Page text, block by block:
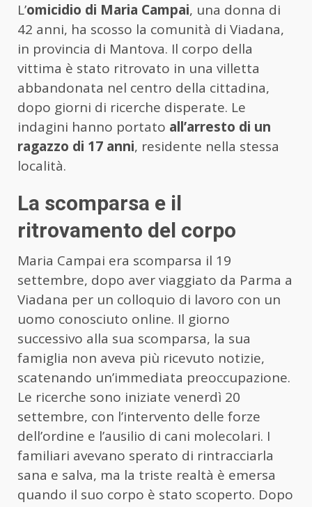
L’omicidio di Maria Campai, una donna di
42 anni, ha scosso la comunità di Viadana,
in provincia di Mantova. Il corpo della
vittima è stato ritrovato in una villetta
abbandonata nel centro della cittadina,
dopo giorni di ricerche disperate. Le
indagini hanno portato all’arresto di un
ragazzo di 17 anni, residente nella stessa
località.
La scomparsa e il
ritrovamento del corpo
Maria Campai era scomparsa il 19
settembre, dopo aver viaggiato da Parma a
Viadana per un colloquio di lavoro con un
uomo conosciuto online. Il giorno
successivo alla sua scomparsa, la sua
famiglia non aveva più ricevuto notizie,
scatenando un’immediata preoccupazione.
Le ricerche sono iniziate venerdì 20
settembre, con l’intervento delle forze
dell’ordine e l’ausilio di cani molecolari. I
familiari avevano sperato di rintracciarla
sana e salva, ma la triste realtà è emersa
quando il suo corpo è stato scoperto. Dopo